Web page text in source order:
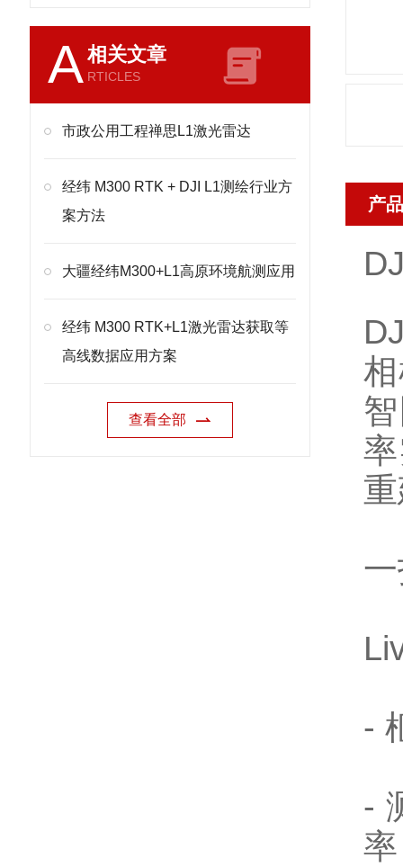
A相关文章
RTICLES
市政公用工程禅思L1激光雷达
经纬 M300 RTK + DJI L1测绘行业方
案方法
大疆经纬M300+L1高原环境航测应用
经纬 M300 RTK+L1激光雷达获取等
高线数据应用方案
查看全部
产
-
-